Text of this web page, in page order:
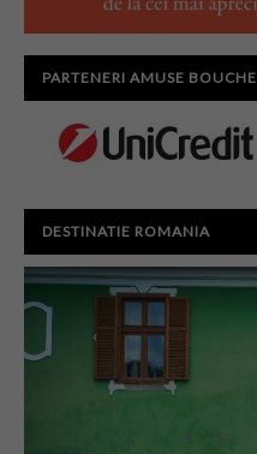
PARTENERI AMUSE BOUCHE
DESTINATIE ROMANIA